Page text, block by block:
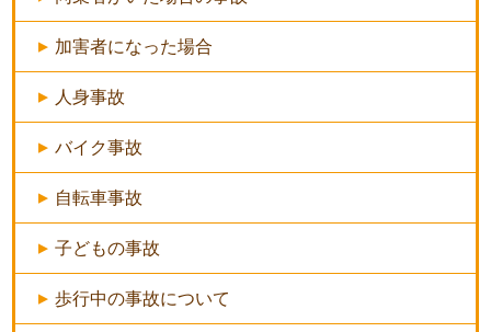
加害者になった場合
人身事故
バイク事故
自転車事故
子どもの事故
歩行中の事故について